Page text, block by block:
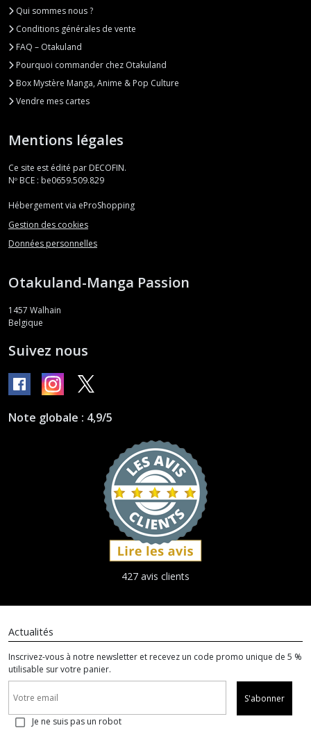
Qui sommes nous ?
Conditions générales de vente
FAQ – Otakuland
Pourquoi commander chez Otakuland
Box Mystère Manga, Anime & Pop Culture
Vendre mes cartes
Mentions légales
Ce site est édité par DECOFIN.
Nº BCE : be0659.509.829
Hébergement via eProShopping
Gestion des cookies
Données personnelles
Otakuland-Manga Passion
1457 Walhain
Belgique
Suivez nous
Note globale : 4,9/5
427 avis clients
Actualités
Inscrivez-vous à notre newsletter et recevez un code promo unique de 5 %
utilisable sur votre panier.
S'abonner
Je ne suis pas un robot